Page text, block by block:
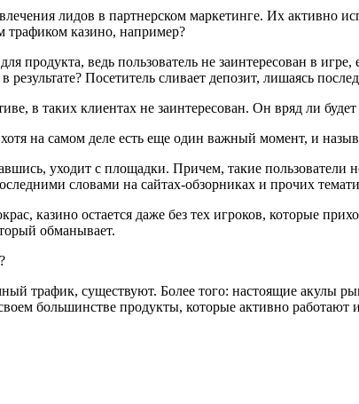
лидов в партнерском маркетинге. Их активно
трафиком казино, например?
продукта, ведь пользователь не заинтересован в
Посетитель сливает депозит, лишаясь
в таких клиентах не заинтересован. Он вряд ли
на самом деле есть еще один важный момент, и
уходит с площадки. Причем, такие пользователи
словами на сайтах-обзорниках и прочих
казино остается даже без тех игроков, которые
обманывает.
трафик, существуют. Более того: настоящие акулы
большинстве продукты, которые активно работают